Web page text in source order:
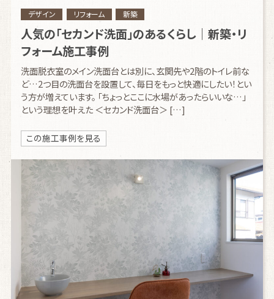
デザイン リフォーム 新築
人気の「セカンド洗面」のあるくらし｜新築・リ
フォーム施工事例
洗面脱衣室のメイン洗面台とは別に、玄関先や2階のトイレ前な
ど…2つ目の洗面台を設置して、毎日をもっと快適にしたい！とい
う方が増えています。 「ちょっとここに水場があったらいいな…」
という理想を叶えた ＜セカンド洗面台＞ […]
この施工事例を見る